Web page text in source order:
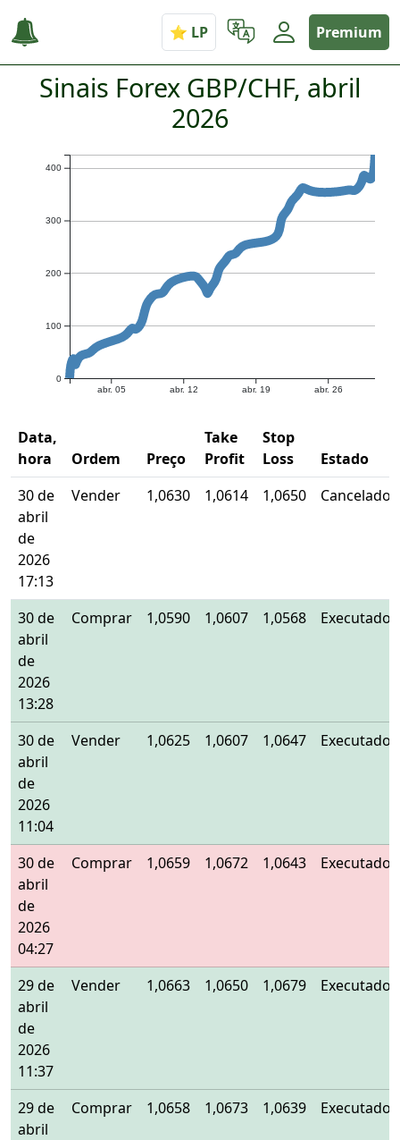
Premium
Sinais Forex GBP/CHF, abril
2026
abr. 05 abr. 12 abr. 19 abr. 26
0
100
200
300
400
Data,
hora
Ordem Preço
Take
Profit
Stop
Loss
Estado
30 de
abril
de
2026
17:13
Vender 1,0630 1,0614 1,0650 Cancelado
30 de
abril
de
2026
13:28
Comprar 1,0590 1,0607 1,0568 Executado
30 de
abril
de
2026
11:04
Vender 1,0625 1,0607 1,0647 Executado
30 de
abril
de
2026
04:27
Comprar 1,0659 1,0672 1,0643 Executado
29 de
abril
de
2026
11:37
Vender 1,0663 1,0650 1,0679 Executado
29 de
abril
Comprar 1,0658 1,0673 1,0639 Executado